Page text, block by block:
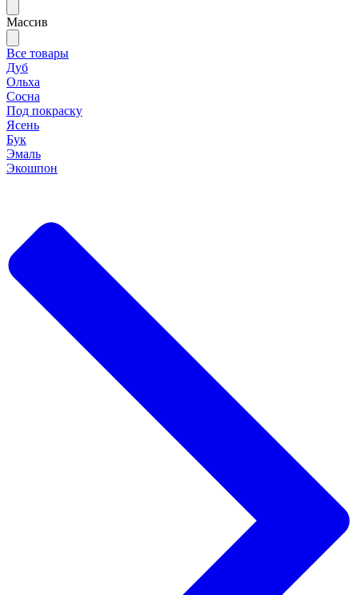
Массив
Все товары
Дуб
Ольха
Сосна
Под покраску
Ясень
Бук
Эмаль
Экошпон